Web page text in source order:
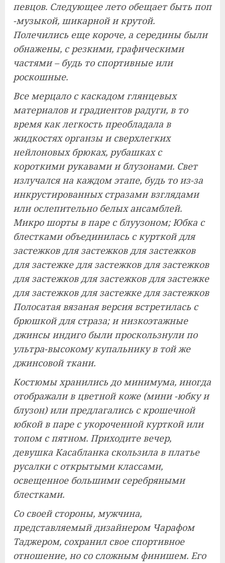
певцов. Следующее лето обещает быть поп
-музыкой, шикарной и крутой.
Полечились еще короче, а середины были
обнажены, с резкими, графическими
частями – будь то спортивные или
роскошные.
Все мерцало с каскадом глянцевых
материалов и градиентов радуги, в то
время как легкость преобладала в
жидкостях органзы и сверхлегких
нейлоновых брюках, рубашках с
короткими рукавами и блузонами. Свет
излучался на каждом этапе, будь то из-за
инкрустированных стразами взглядами
или ослепительно белых ансамблей.
Микро шорты в паре с блуузоном; Юбка с
блестками объединилась с курткой для
застежков для застежков для застежков
для застежке для застежков для застежков
для застежков для застежков для застежке
для застежков для застежке для застежков
Полосатая вязаная версия встретилась с
брюшкой для страза; и низкоэтажные
джинсы индиго были проскользнули по
ультра-высокому купальнику в той же
джинсовой ткани.
Костюмы хранились до минимума, иногда
отображали в цветной коже (мини -юбку и
блузон) или предлагались с крошечной
юбкой в ​​паре с укороченной курткой или
топом с пятном. Приходите вечер,
девушка Касабланка скользила в платье
русалки с открытыми классами,
освещенное большими серебряными
блестками.
Со своей стороны, мужчина,
представляемый дизайнером Чарафом
Таджером, сохранил свое спортивное
отношение, но со сложным финишем. Его